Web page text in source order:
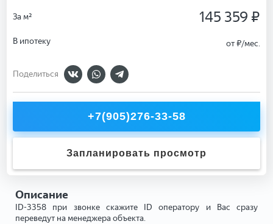
За м² 145 359 ₽
В ипотеку от₽/мес.
Поделиться
+7(905)276-33-58
Запланировать просмотр
Описание
ID-3358 при звонке скажите ID оператору и Вас сразу
переведут на менеджера объекта.